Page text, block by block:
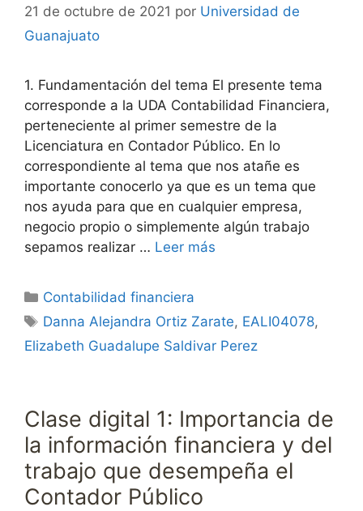
21 de octubre de 2021 por Universidad de
Guanajuato
1. Fundamentación del tema El presente tema
corresponde a la UDA Contabilidad Financiera,
perteneciente al primer semestre de la
Licenciatura en Contador Público. En lo
correspondiente al tema que nos atañe es
importante conocerlo ya que es un tema que
nos ayuda para que en cualquier empresa,
negocio propio o simplemente algún trabajo
sepamos realizar … Leer más
Categorías
Contabilidad financiera
Etiquetas
Danna Alejandra Ortiz Zarate, EALI04078,
Elizabeth Guadalupe Saldivar Perez
Clase digital 1: Importancia de
la información financiera y del
trabajo que desempeña el
Contador Público